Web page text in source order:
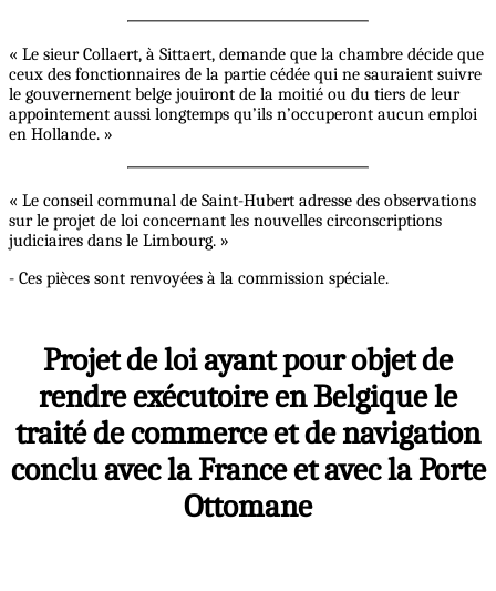
« Le sieur Collaert, à Sittaert, demande que la chambre décide que
ceux des fonctionnaires de la partie cédée qui ne sauraient suivre
le gouvernement belge jouiront de la moitié ou du tiers de leur
appointement aussi longtemps qu’ils n’occuperont aucun emploi
en Hollande. »
« Le conseil communal de Saint-Hubert adresse des observations
sur le projet de loi concernant les nouvelles circonscriptions
judiciaires dans le Limbourg. »
- Ces pièces sont renvoyées à la commission spéciale.
Projet de loi ayant pour objet de
rendre exécutoire en Belgique le
traité de commerce et de navigation
conclu avec la France et avec la Porte
Ottomane